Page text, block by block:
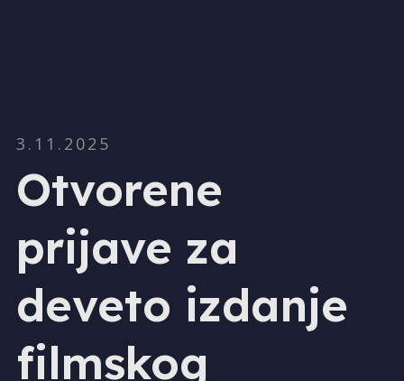
3.11.2025
Otvorene
prijave za
deveto izdanje
filmskog